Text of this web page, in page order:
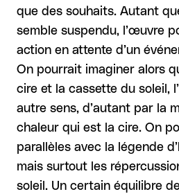
que des souhaits. Autant
semble suspendu, l’œuvre
action en attente d’un
On pourrait imaginer alors
cire et la cassette du soleil,
autre sens, d’autant par la
chaleur qui est la cire. On
parallèles avec la légende
mais surtout les
soleil. Un certain équilibre